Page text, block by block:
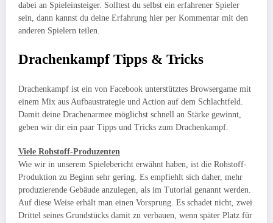
dabei an Spieleinsteiger. Solltest du selbst ein erfahrener Spieler
sein, dann kannst du deine Erfahrung hier per Kommentar mit den
anderen Spielern teilen.
Drachenkampf Tipps & Tricks
Drachenkampf ist ein von Facebook unterstütztes Browsergame mit
einem Mix aus Aufbaustrategie und Action auf dem Schlachtfeld.
Damit deine Drachenarmee möglichst schnell an Stärke gewinnt,
geben wir dir ein paar Tipps und Tricks zum Drachenkampf.
Viele Rohstoff-Produzenten
Wie wir in unserem Spielebericht erwähnt haben, ist die Rohstoff-
Produktion zu Beginn sehr gering. Es empfiehlt sich daher, mehr
produzierende Gebäude anzulegen, als im Tutorial genannt werden.
Auf diese Weise erhält man einen Vorsprung. Es schadet nicht, zwei
Drittel seines Grundstücks damit zu verbauen, wenn später Platz für